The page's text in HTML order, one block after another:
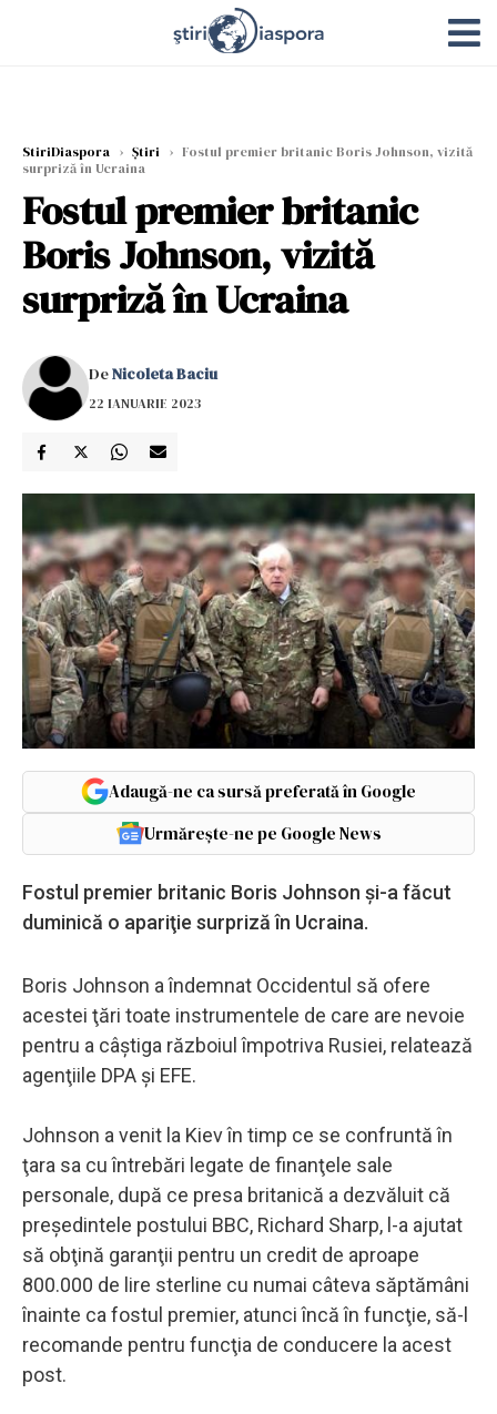
StiriDiaspora › Știri › Fostul premier britanic Boris Johnson, vizită
surpriză în Ucraina
Fostul premier britanic
Boris Johnson, vizită
surpriză în Ucraina
DeNicoleta Baciu
22 IANUARIE 2023
Adaugă-ne ca sursă preferată în Google
Urmărește-ne pe Google News
Fostul premier britanic Boris Johnson şi-a făcut
duminică o apariţie surpriză în Ucraina.
Boris Johnson a îndemnat Occidentul să ofere
acestei ţări toate instrumentele de care are nevoie
pentru a câştiga războiul împotriva Rusiei, relatează
agenţiile DPA şi EFE.
Johnson a venit la Kiev în timp ce se confruntă în
ţara sa cu întrebări legate de finanţele sale
personale, după ce presa britanică a dezvăluit că
preşedintele postului BBC, Richard Sharp, l-a ajutat
să obţină garanţii pentru un credit de aproape
800.000 de lire sterline cu numai câteva săptămâni
înainte ca fostul premier, atunci încă în funcţie, să-l
recomande pentru funcţia de conducere la acest
post.